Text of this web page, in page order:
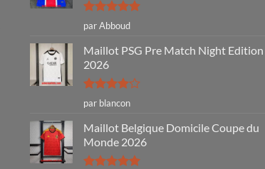
Note5sur
5
par Abboud
Maillot PSG Pre Match Night Edition
2026
Note4
sur 5
par blancon
Maillot Belgique Domicile Coupe du
Monde 2026